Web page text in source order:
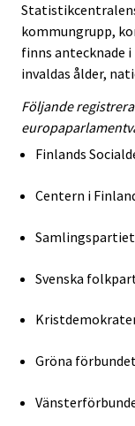
kommungrupp,
finns antecknade
invaldas ålder,
Följande
Finlands
Centern i
Samlingspartiet
Svenska
Gröna